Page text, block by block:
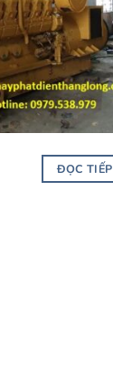
ĐỌC TIẾP